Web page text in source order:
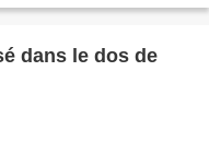
dans le dos de